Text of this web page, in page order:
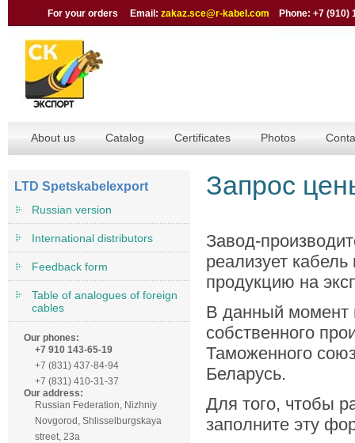
For your orders Email: zakaz.sce@r-kabel.com Phone: +7 (910)
About us Catalog Certificates Photos
Запрос
Завод-
реализует
продукцию на
В данный момент
собственного
Таможенного
Беларусь.
Для того, чтобы
заполните эту
LTD Spetskabelexport
Russian version
International distributors
Feedback form
Table of analogues of foreign
cables
Our phones:
+7 910 143-65-19
+7 (831) 437-84-94
+7 (831) 410-31-37
Our address:
Russian Federation, Nizhniy
Novgorod, Shlisselburgskaya
street, 23а